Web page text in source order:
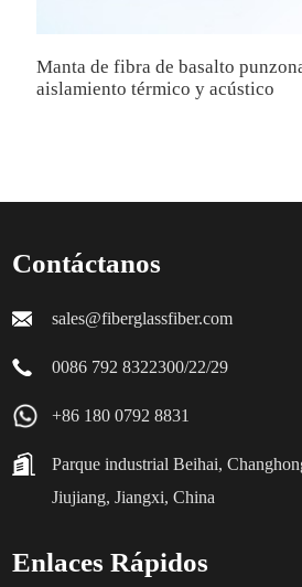
Manta de fibra de basalto
aislamiento térmico y acústico
Contáctanos
sales@fiberglassfiber.com
0086 792 8322300/22/29
+86 180 0792 8831
Parque industrial Beihai,
Jiujiang, Jiangxi, China
Enlaces Rápidos